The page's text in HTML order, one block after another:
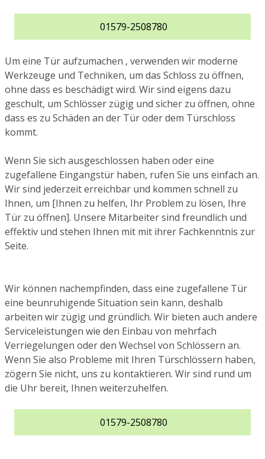
01579-2508780
Um eine Tür aufzumachen , verwenden wir moderne
Werkzeuge und Techniken, um das Schloss zu öffnen,
ohne dass es beschädigt wird. Wir sind eigens dazu
geschult, um Schlösser zügig und sicher zu öffnen, ohne
dass es zu Schäden an der Tür oder dem Türschloss
kommt.
Wenn Sie sich ausgeschlossen haben oder eine
zugefallene Eingangstür haben, rufen Sie uns einfach an.
Wir sind jederzeit erreichbar und kommen schnell zu
Ihnen, um [Ihnen zu helfen, Ihr Problem zu lösen, Ihre
Tür zu öffnen]. Unsere Mitarbeiter sind freundlich und
effektiv und stehen Ihnen mit mit ihrer Fachkenntnis zur
Seite.
Wir können nachempfinden, dass eine zugefallene Tür
eine beunruhigende Situation sein kann, deshalb
arbeiten wir zügig und gründlich. Wir bieten auch andere
Serviceleistungen wie den Einbau von mehrfach
Verriegelungen oder den Wechsel von Schlössern an.
Wenn Sie also Probleme mit Ihren Türschlössern haben,
zögern Sie nicht, uns zu kontaktieren. Wir sind rund um
die Uhr bereit, Ihnen weiterzuhelfen.
01579-2508780